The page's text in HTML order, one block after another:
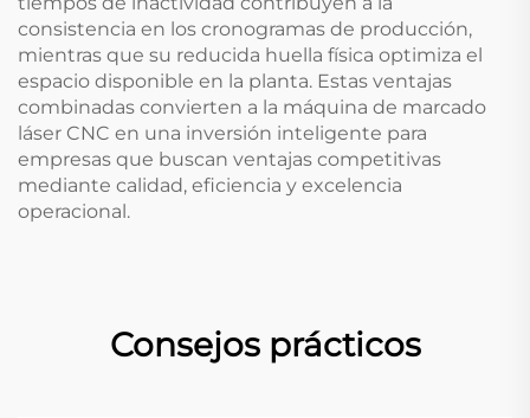
consistencia en los cronogramas de producción,
mientras que su reducida huella física optimiza el
espacio disponible en la planta. Estas ventajas
combinadas convierten a la máquina de marcado
láser CNC en una inversión inteligente para
empresas que buscan ventajas competitivas
mediante calidad, eficiencia y excelencia
operacional.
Consejos prácticos